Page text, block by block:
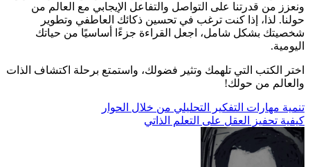
ونعزز من قدرتنا على التواصل والتفاعل الإيجابي مع العالم من
حولنا. لذا، إذا كنت ترغب في تحسين ذكائك العاطفي وتطوير
شخصيتك بشكل شامل، اجعل القراءة جزءًا أساسيًا من حياتك
اليومية.
اختر الكتب التي تلهمك وتثير فضولك، واستمتع برحلة اكتشاف الذات
والعالم من حولك!
تصفّح
المقالات
تنمية مهارات التفكير التحليلي من خلال الحوار
كيفية تحفيز العقل على التعلم الذاتي